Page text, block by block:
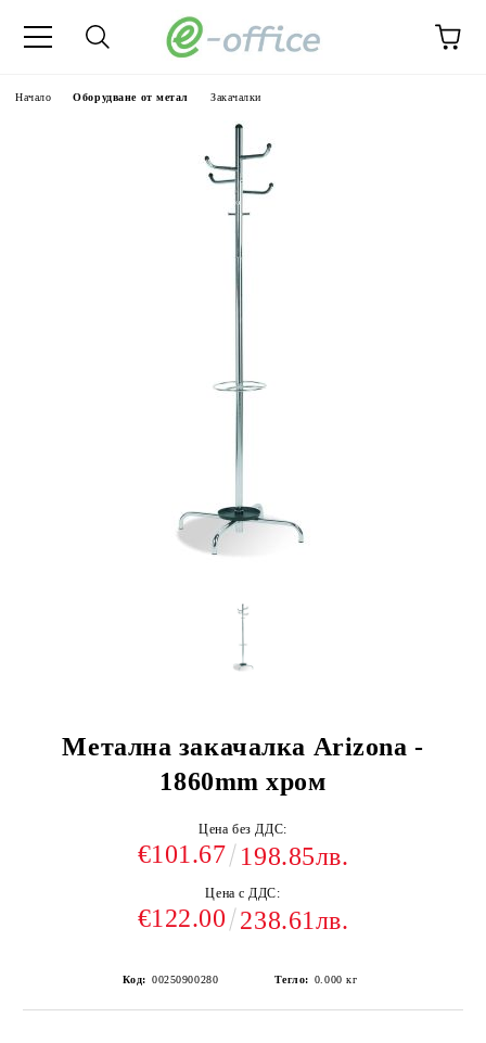
Начало Оборудване от метал Закачалки
Метална закачалка Arizona -
1860mm хром
Цена без ДДС:
€101.67 198.85лв.
Цена с ДДС:
€122.00 238.61лв.
Код: 00250900280 Тегло: 0.000 кг